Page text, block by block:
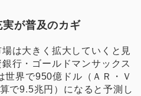
が普及のカギ
は大きく拡大していくと見
行・ゴールドマンサックス
界で950億ドル（ＡＲ・Ｖ
で9.5兆円）になると予測し